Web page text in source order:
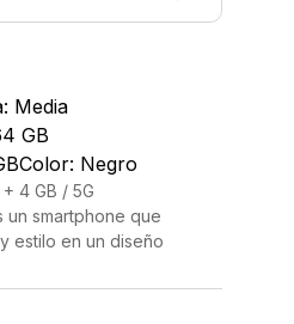
Media
GB
Color: Negro
4 GB / 5G
un smartphone que
estilo en un diseño
una potente memoria
interno de 64